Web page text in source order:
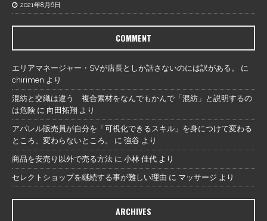
2021年8月6日
COMMENT
エリアマネージャー・SVが店長としか話さないのには訳がある。
に
chirimen より
混紡と交織は違う 複合素材をなんでもかんで「混紡」と説明するの
は危険 に 向田拓翔 より
アパレル販売員が自分を「可視化できるスキル」を身につけて変わる
ところ、変わらないところ。
に 強谷 より
商品を安売り以外で売る方法 に 小林 佳代 より
セレクトショップを継続する事が難しい理由 に マッサージ より
ARCHIVES